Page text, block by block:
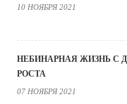
10 НОЯБРЯ 2021
НЕБИНАРНАЯ ЖИЗНЬ С
РОСТА
07 НОЯБРЯ 2021